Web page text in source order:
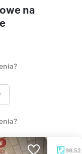
na
98,52